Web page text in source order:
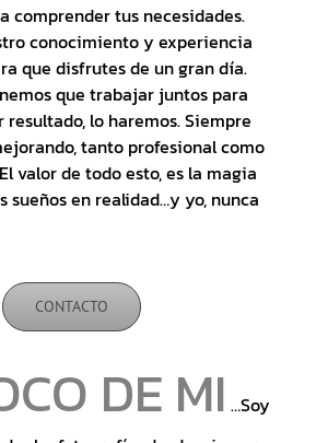
comprender tus necesidades.
conocimiento y experiencia
que disfrutes de un gran día.
que trabajar juntos para
lo haremos. Siempre
tanto profesional como
valor de todo esto, es la magia
sueños en realidad…y yo, nunca
CONTACTO
DE MI …Soy